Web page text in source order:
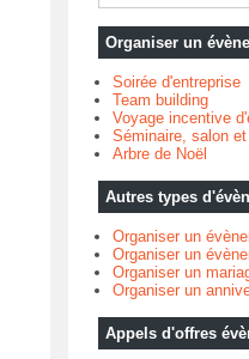
Organiser un
Soirée d'entreprise
Team building
Voyage incentive
Séminaire, salon
Arbre de Noël
Autres types
Organiser un
Organiser un
Organiser un
Organiser un
Appels d'offres